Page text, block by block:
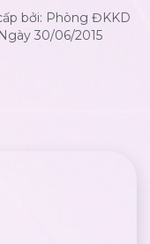
bởi: Phòng ĐKKD
30/06/2015